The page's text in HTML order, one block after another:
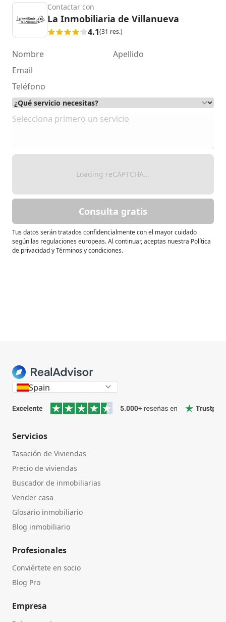
Contactar con
La Inmobiliaria de Villanueva
4.1(31 res.)
Loading reCAPTCHA...
Consulta gratis
Tus datos serán tratados confidencialmente con el mayor cuidado
según las regulaciones europeas. Al continuar, aceptas nuestra Política
de privacidad y Términos y condiciones.
Spain
Servicios
Tasación de Viviendas
Precio de viviendas
Buscador de inmobiliarias
Vender casa
Glosario inmobiliario
Blog inmobiliario
Profesionales
Conviértete en socio
Blog Pro
Empresa